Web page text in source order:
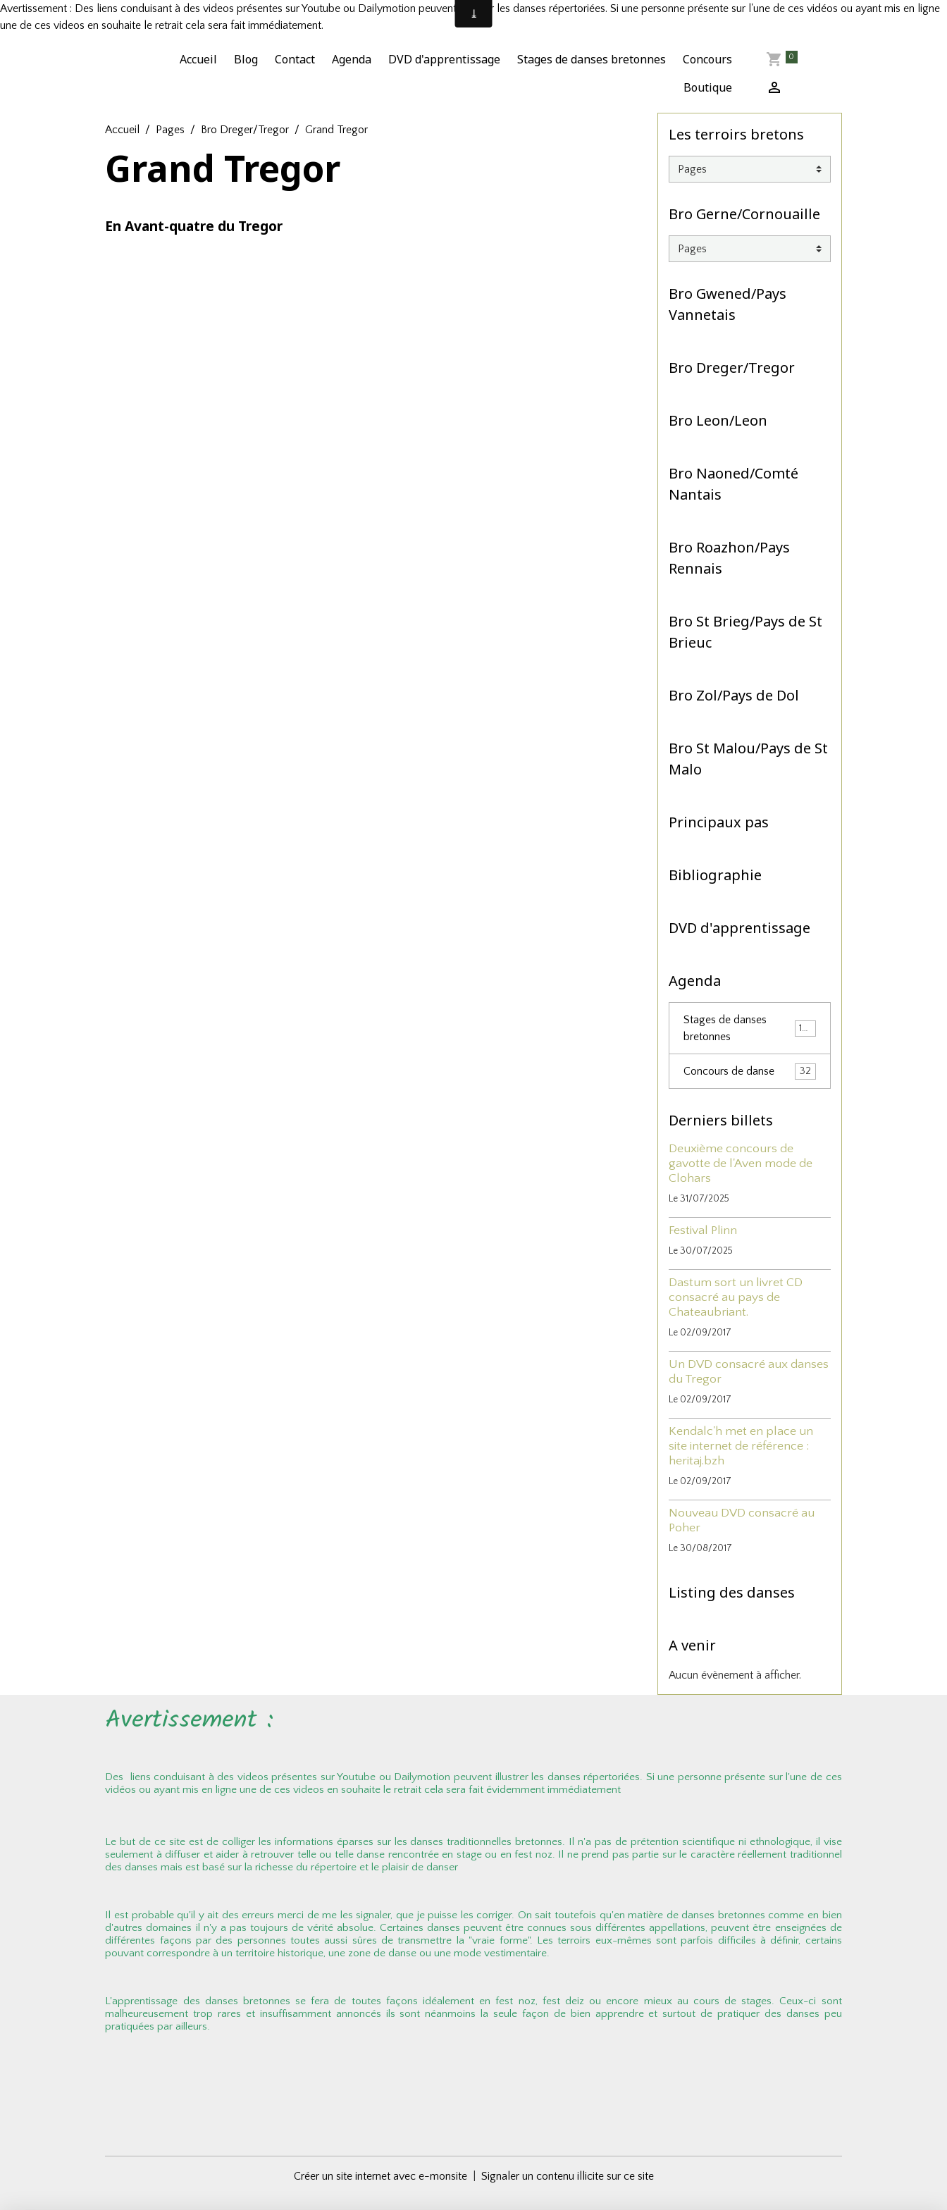
Avertissement : Des liens conduisant à des videos présentes sur Youtube ou Dailymotion peuvent illustrer les danses répertoriées. Si une personne présente sur l'une de ces vidéos ou ayant mis en ligne
une de ces videos en souhaite le retrait cela sera fait immédiatement.
Accueil Blog Contact Agenda DVD d'apprentissage Stages de danses bretonnes
Concours
Boutique
0
Accueil Pages Bro Dreger/Tregor Grand Tregor
Grand Tregor
En Avant-quatre du Tregor
Les terroirs bretons
Bro Gerne/Cornouaille
Bro Gwened/Pays
Vannetais
Bro Dreger/Tregor
Bro Leon/Leon
Bro Naoned/Comté
Nantais
Bro Roazhon/Pays
Rennais
Bro St Brieg/Pays de St
Brieuc
Bro Zol/Pays de Dol
Bro St Malou/Pays de St
Malo
Principaux pas
Bibliographie
DVD d'apprentissage
Agenda
Stages de danses
bretonnes
156
Concours de danse 32
Derniers billets
Deuxième concours de
gavotte de l'Aven mode de
Clohars
Le 31/07/2025
Festival Plinn
Le 30/07/2025
Dastum sort un livret CD
consacré au pays de
Chateaubriant.
Le 02/09/2017
Un DVD consacré aux danses
du Tregor
Le 02/09/2017
Kendalc'h met en place un
site internet de référence :
heritaj.bzh
Le 02/09/2017
Nouveau DVD consacré au
Poher
Le 30/08/2017
Listing des danses
A venir
Aucun évènement à afficher.
Avertissement :
Des liens conduisant à des videos présentes sur Youtube ou Dailymotion peuvent illustrer les danses répertoriées. Si une personne présente sur l'une de ces
vidéos ou ayant mis en ligne une de ces videos en souhaite le retrait cela sera fait évidemment immédiatement
Le but de ce site est de colliger les informations éparses sur les danses traditionnelles bretonnes. Il n'a pas de prétention scientifique ni ethnologique, il vise
seulement à diffuser et aider à retrouver telle ou telle danse rencontrée en stage ou en fest noz. Il ne prend pas partie sur le caractère réellement traditionnel
des danses mais est basé sur la richesse du répertoire et le plaisir de danser
Il est probable qu'il y ait des erreurs merci de me les signaler, que je puisse les corriger. On sait toutefois qu'en matière de danses bretonnes comme en bien
d'autres domaines il n'y a pas toujours de vérité absolue. Certaines danses peuvent être connues sous différentes appellations, peuvent être enseignées de
différentes façons par des personnes toutes aussi sûres de transmettre la "vraie forme". Les terroirs eux-mêmes sont parfois difficiles à définir, certains
pouvant correspondre à un territoire historique, une zone de danse ou une mode vestimentaire.
L'apprentissage des danses bretonnes se fera de toutes façons idéalement en fest noz, fest deiz ou encore mieux au cours de stages. Ceux-ci sont
malheureusement trop rares et insuffisamment annoncés ils sont néanmoins la seule façon de bien apprendre et surtout de pratiquer des danses peu
pratiquées par ailleurs.
Créer un site internet avec e-monsite Signaler un contenu illicite sur ce site